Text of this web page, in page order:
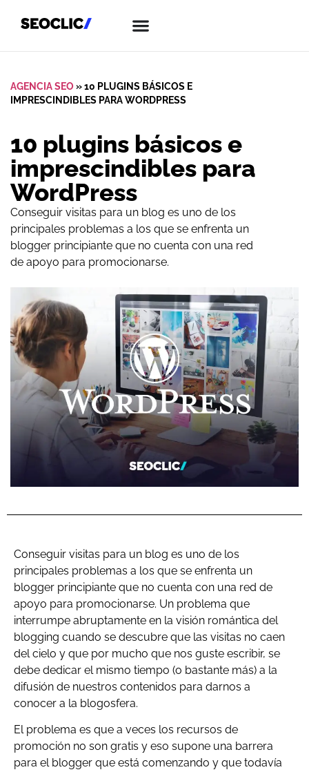
AGENCIA SEO»10 PLUGINS BÁSICOS E
IMPRESCINDIBLES PARA WORDPRESS
10 plugins básicos e
imprescindibles para
WordPress
Conseguir visitas para un blog es uno de los
principales problemas a los que se enfrenta un
blogger principiante que no cuenta con una red
de apoyo para promocionarse.
Conseguir visitas para un blog es uno de los
principales problemas a los que se enfrenta un
blogger principiante que no cuenta con una red de
apoyo para promocionarse. Un problema que
interrumpe abruptamente en la visión romántica del
blogging cuando se descubre que las visitas no caen
del cielo y que por mucho que nos guste escribir, se
debe dedicar el mismo tiempo (o bastante más) a la
difusión de nuestros contenidos para darnos a
conocer a la blogosfera.
El problema es que a veces los recursos de
promoción no son gratis y eso supone una barrera
para el blogger que está comenzando y que todavía